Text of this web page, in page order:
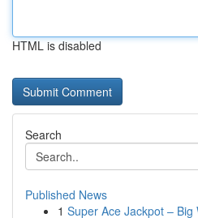
HTML is disabled
Search
Published News
1 Super Ace Jackpot – Big